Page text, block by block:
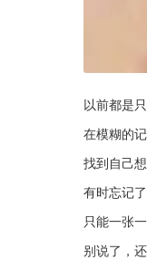
以前都是
在模糊的
找到自己
有时忘记了
只能一张
别说了，